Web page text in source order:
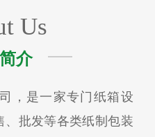
Us
介
是一家专门纸箱设
、批发等各类纸制包装